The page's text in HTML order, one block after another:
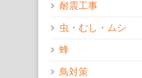
耐震工事
虫・むし・ムシ
蜂
鳥対策